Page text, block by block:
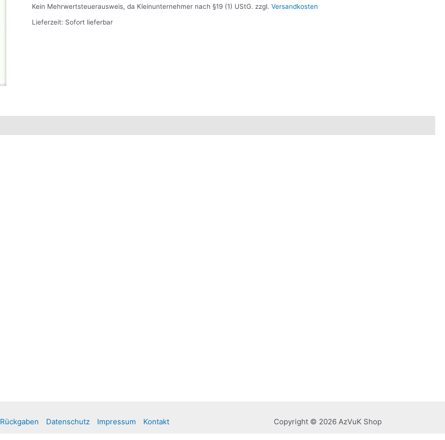
Menge
Kein Mehrwertsteuerausweis, da Kleinunternehmer nach §19 (1) UStG. zzgl.Versandkosten
Lieferzeit: Sofort lieferbar
Rückgaben Datenschutz Impressum Kontakt Copyright © 2026 AzVuK Shop